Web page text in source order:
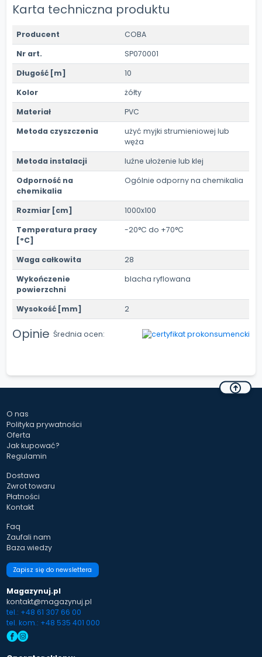
Karta techniczna produktu
Producent
COBA
Nr art.
SP070001
Długość [m]
10
Kolor
żółty
Materiał
PVC
Metoda czyszczenia
użyć myjki strumieniowej lub
węża
Metoda instalacji
luźne ułożenie lub klej
Odporność na
chemikalia
Ogólnie odporny na chemikalia
Rozmiar [cm]
1000x100
Temperatura pracy
[°C]
-20°C do +70°C
Waga całkowita
28
Wykończenie
powierzchni
blacha ryflowana
Wysokość [mm] 2
Opinie Średnia ocen:
O nas
Polityka prywatności
Oferta
Jak kupować?
Regulamin
Dostawa
Zwrot towaru
Płatności
Kontakt
Faq
Zaufali nam
Baza wiedzy
Zapisz się do newslettera
Magazynuj.pl
kontakt@magazynuj.pl
tel.: +48 61 307 66 00
tel. kom.: +48 535 401 000